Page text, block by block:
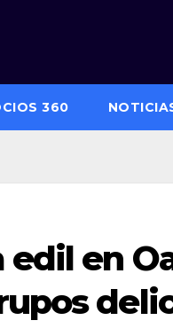
360
edil en